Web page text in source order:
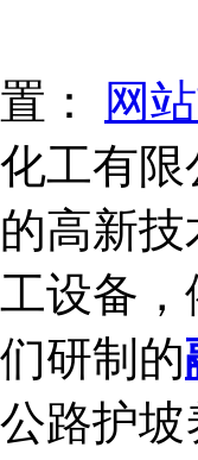
：
网
有限
高新
设备
研制的
路护